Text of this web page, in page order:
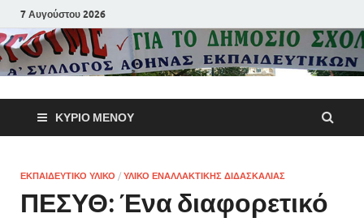
7 Αυγούστου 2026
Α΄
Αθηνών
ΚΎΡΙΟ ΜΕΝΟΎ
ΕΚΠΑΙΔΕΥΤΙΚΌ ΥΛΙΚΌ / ΥΛΙΚΌ ΕΝΑΛΛΑΚΤΙΚΉΣ ΔΙΔΑΣΚΑΛΊΑΣ
ΠΕΣΥΘ: Ένα διαφορετικό